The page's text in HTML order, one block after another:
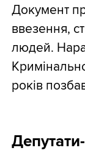
Документ
ввезення,
людей.
років